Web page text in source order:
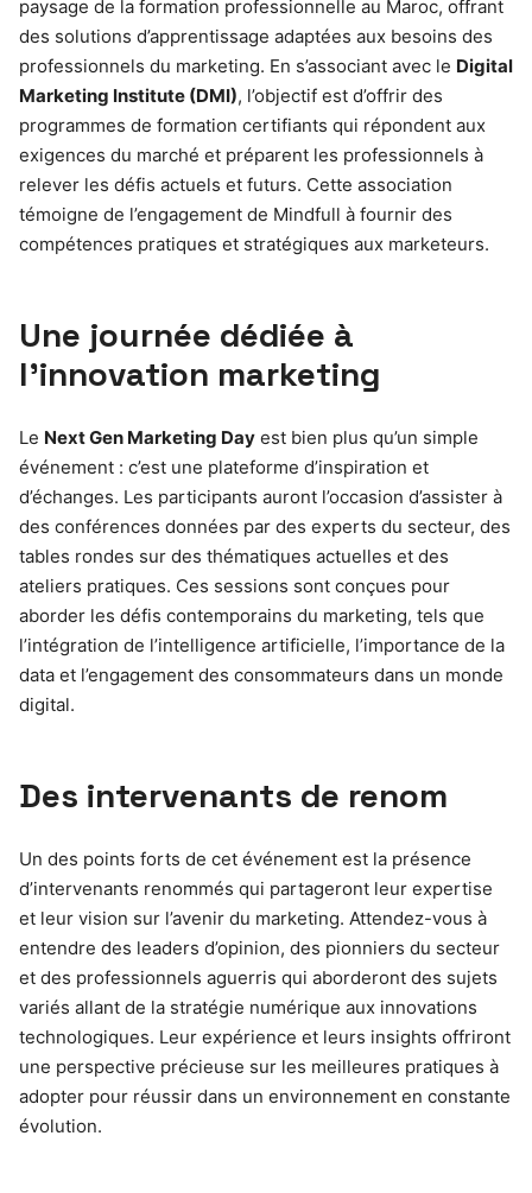
paysage de la formation professionnelle au Maroc, offrant
des solutions d’apprentissage adaptées aux besoins des
professionnels du marketing. En s’associant avec le Digital
Marketing Institute (DMI), l’objectif est d’offrir des
programmes de formation certifiants qui répondent aux
exigences du marché et préparent les professionnels à
relever les défis actuels et futurs. Cette association
témoigne de l’engagement de Mindfull à fournir des
compétences pratiques et stratégiques aux marketeurs.
Une journée dédiée à
l’innovation marketing
Le Next Gen Marketing Day est bien plus qu’un simple
événement : c’est une plateforme d’inspiration et
d’échanges. Les participants auront l’occasion d’assister à
des conférences données par des experts du secteur, des
tables rondes sur des thématiques actuelles et des
ateliers pratiques. Ces sessions sont conçues pour
aborder les défis contemporains du marketing, tels que
l’intégration de l’intelligence artificielle, l’importance de la
data et l’engagement des consommateurs dans un monde
digital.
Des intervenants de renom
Un des points forts de cet événement est la présence
d’intervenants renommés qui partageront leur expertise
et leur vision sur l’avenir du marketing. Attendez-vous à
entendre des leaders d’opinion, des pionniers du secteur
et des professionnels aguerris qui aborderont des sujets
variés allant de la stratégie numérique aux innovations
technologiques. Leur expérience et leurs insights offriront
une perspective précieuse sur les meilleures pratiques à
adopter pour réussir dans un environnement en constante
évolution.